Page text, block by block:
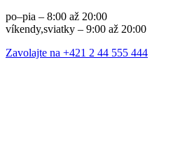
po–pia – 8:00 až 20:00
víkendy,sviatky – 9:00 až 20:00
Zavolajte na +421 2 44 555 444